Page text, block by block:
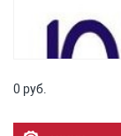
0 руб.